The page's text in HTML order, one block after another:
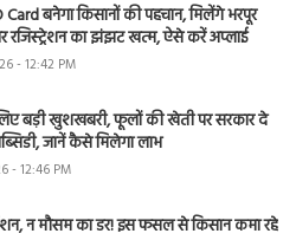
बनेगा किसानों की पहचान, मिलेंगे भरपूर
रजिस्ट्रेशन का झंझट खत्म, ऐसे करें अप्लाई
- 12:42 PM
बड़ी खुशखबरी, फूलों की खेती पर सरकार दे
जानें कैसे मिलेगा लाभ
- 12:46 PM
न मौसम का डर! इस फसल से किसान कमा रहे